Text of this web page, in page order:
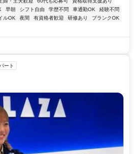
早朝 シフト自由 学歴不問 車通勤OK
経験不問
ルOK 夜間 有資格者歓迎 研修あり
ブランクOK
ート